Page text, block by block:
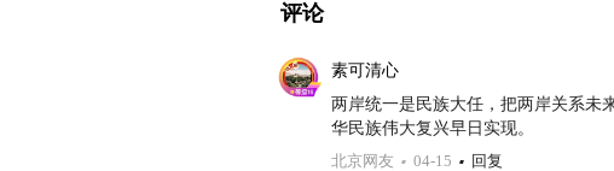
评论
素可清心
两岸统一是民族大任，把两岸关系未
华民族伟大复兴早日实现。
北京网友
04-15 回复